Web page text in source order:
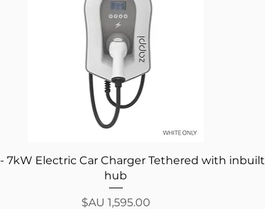
العرض السريع
7kW Electric Car Charger Tethered with inbuilt
hub
السعر